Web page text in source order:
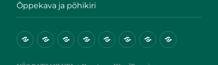
Õppekava ja põhikiri